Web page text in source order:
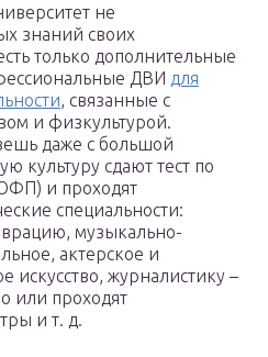
не
знаний своих
только дополнительные
ДВИ для
, связанные с
и физкультурой.
даже с большой
культуру сдают тест по
и проходят
специальности:
музыкально-
актерское и
искусство, журналистику –
или проходят
и т. д.